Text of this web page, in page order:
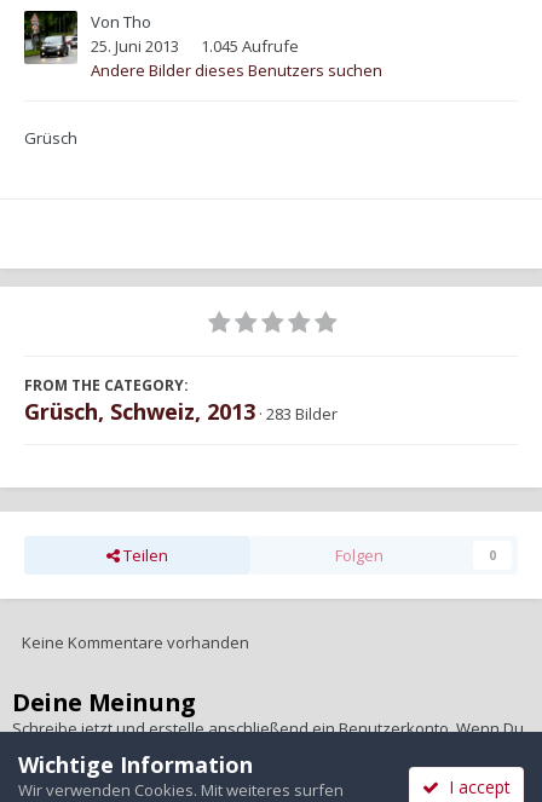
Von Tho
25. Juni 2013
1.045 Aufrufe
Andere Bilder dieses Benutzers suchen
Grüsch
FROM THE CATEGORY:
Grüsch, Schweiz, 2013 · 283 Bilder
Teilen Folgen 0
Keine Kommentare vorhanden
Deine Meinung
Schreibe jetzt und erstelle anschließend ein Benutzerkonto. Wenn Du
ein Benutzerkonto hast,
melde Dich bitte an
Benutzernamen zu schreiben.
Wichtige Information
Wir verwenden Cookies. Mit weiteres surfen I accept